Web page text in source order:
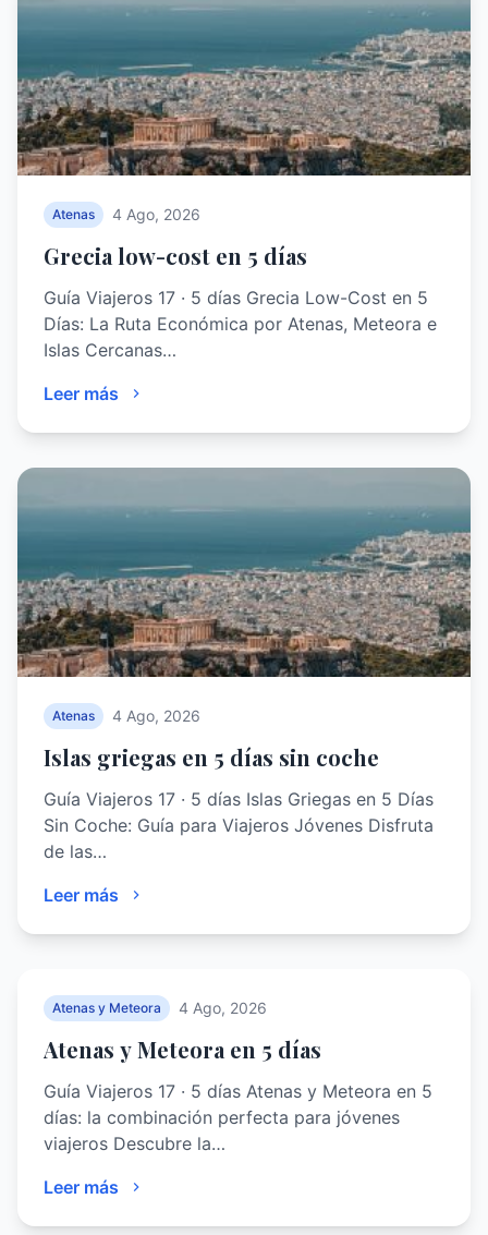
Atenas 4 Ago, 2026
Grecia low-cost en 5 días
Guía Viajeros 17 · 5 días Grecia Low-Cost en 5
Días: La Ruta Económica por Atenas, Meteora e
Islas Cercanas…
Leer más
Atenas 4 Ago, 2026
Islas griegas en 5 días sin coche
Guía Viajeros 17 · 5 días Islas Griegas en 5 Días
Sin Coche: Guía para Viajeros Jóvenes Disfruta
de las…
Leer más
Atenas y Meteora 4 Ago, 2026
Atenas y Meteora en 5 días
Guía Viajeros 17 · 5 días Atenas y Meteora en 5
días: la combinación perfecta para jóvenes
viajeros Descubre la…
Leer más